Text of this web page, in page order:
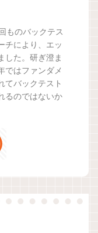
ものバックテス
チにより、エッ
した。研ぎ澄ま
ではファンダメ
てバックテスト
るのではないか